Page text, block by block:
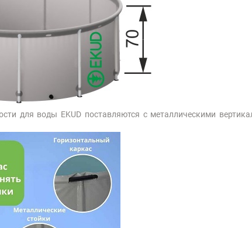
для воды EKUD поставляются с металлическими